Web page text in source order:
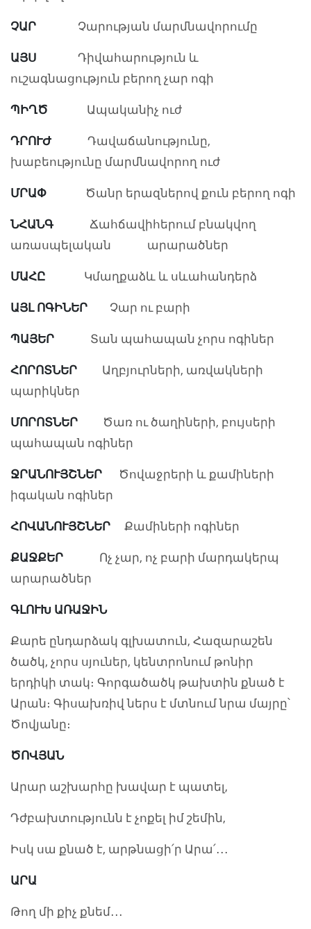
ՉԱՐ
Չարության մարմնավորումը
ԱՅՍ
Դիվահարություն և
ուշագնացություն բերող չար ոգի
ՊԻՂԾ Ապականիչ ուժ
ԴՐՈՒԺ Դավաճանությունը,
խաբեությունը մարմնավորող ուժ
ՄՐԱՓ
Ծանր երազներով քուն բերող ոգի
ՆՀԱՆԳ Ճահճավիհերում բնակվող
առասպելական արարածներ
ՄԱՀԸ
Կմաղքաձև և սևահանդերձ
ԱՅԼ ՈԳԻՆԵՐ Չար ու բարի
ՊԱՅԵՐ Տան պահապան չորս ոգիներ
ՀՈՐՈՏՆԵՐ
Աղբյուրների, առվակների
պարիկներ
ՄՈՐՈՏՆԵՐ
Ծառ ու ծաղիների, բույսերի
պահապան ոգիներ
ՋՐԱՆՈՒՅՇՆԵՐ Ծովաջրերի և քամիների
իգական ոգիներ
ՀՈՎԱՆՈՒՅՇՆԵՐ Քամիների ոգիներ
ՔԱՋՔԵՐ
Ոչ չար, ոչ բարի մարդակերպ
արարածներ
ԳԼՈՒԽ ԱՌԱՋԻՆ
Քարե ընդարձակ գլխատուն, Հազարաշեն
ծածկ, չորս սյուներ, կենտրոնում թոնիր
երդիկի տակ։ Գորգածածկ թախտին քնած է
Արան։ Գիսախռիվ ներս է մտնում նրա մայրը՝
Ծովյանը։
ԾՈՎՅԱՆ
Արար աշխարհը խավար է պատել,
Դժբախտությունն է չոքել իմ շեմին,
Իսկ սա քնած է, արթնացի՛ր Արա՛․․․
ԱՐԱ
Թող մի քիչ քնեմ․․․